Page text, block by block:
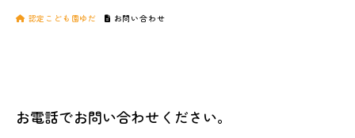
認定こども園ゆだ お問い合わせ
お電話でお問い合わせください。